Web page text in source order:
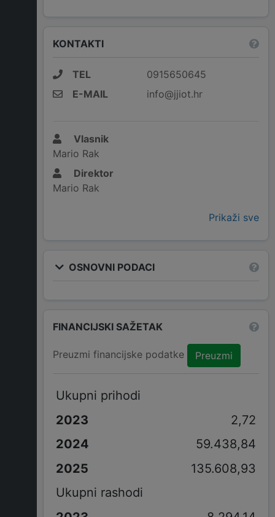
KONTAKTI
TEL
0915650645
E-MAIL
info@jjiot.hr
Vlasnik
Mario Rak
Direktor
Mario Rak
Prikaži sve
OSNOVNI PODACI
FINANCIJSKI SAŽETAK
Preuzmi financijske podatke Preuzmi
Ukupni prihodi
2,72
59.438,84
135.608,93
Ukupni rashodi